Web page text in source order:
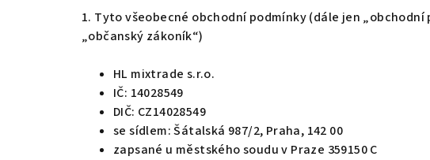
1. Tyto všeobecné obchodní podmínky (dále jen „obchodní
„občanský zákoník“)
HL mixtrade s.r.o.
IČ: 14028549
DIČ: CZ14028549
se sídlem: Šátalská 987/2, Praha, 142 00
zapsané u městského soudu v Praze 359150 C